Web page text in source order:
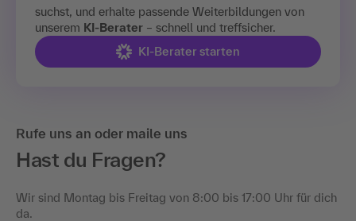
suchst, und erhalte passende Weiterbildungen von
unserem KI-Berater – schnell und treffsicher.
KI-Berater starten
Rufe uns an oder maile uns
Hast du Fragen?
Wir sind Montag bis Freitag von 8:00 bis 17:00 Uhr für dich
da.